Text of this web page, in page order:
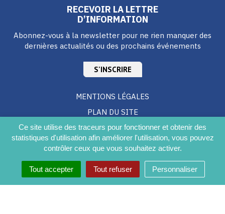
Ce site utilise des traceurs pour fonctionner et obtenir des
statistiques d'utilisation afin améliorer l'utilisation, vous pouvez
contrôler ceux que vous souhaitez activer.
Tout accepter Tout refuser Personnaliser
RECEVOIR LA LETTRE
D’INFORMATION
Abonnez-vous à la newsletter pour ne rien manquer des
dernières actualités ou des prochains événements
S'INSCRIRE
MENTIONS LÉGALES
PLAN DU SITE
CRÉDITS
ACCESSIBILITÉ DU SITE